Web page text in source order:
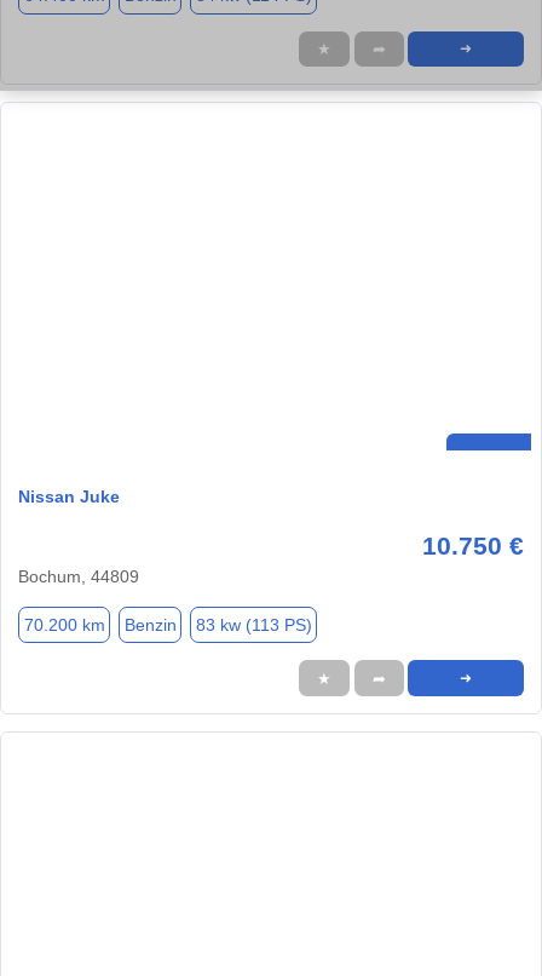
★ ➦ ➜
Nissan Juke
10.750 €
Bochum, 44809
70.200 km Benzin 83 kw (113 PS)
★ ➦ ➜